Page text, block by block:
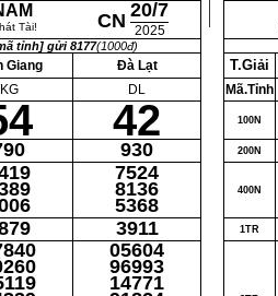
Tài! CN 20/7
2025
tỉnh] gửi 8177(1000đ)
Giang
KG
Đà Lạt
DL
42
930
7524
8136
5368
3911
05604
96993
14771
T.Giải
Mã.Tỉnh
100N
200N
400N
1TR